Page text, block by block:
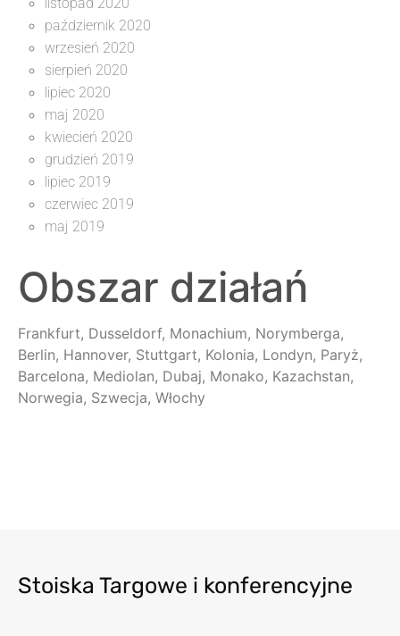
październik 2020
wrzesień 2020
sierpień 2020
lipiec 2020
maj 2020
kwiecień 2020
grudzień 2019
lipiec 2019
czerwiec 2019
maj 2019
Obszar działań
Frankfurt, Dusseldorf, Monachium, Norymberga,
Berlin, Hannover, Stuttgart, Kolonia, Londyn, Paryż,
Barcelona, Mediolan, Dubaj, Monako, Kazachstan,
Norwegia, Szwecja, Włochy
Stoiska Targowe i konferencyjne